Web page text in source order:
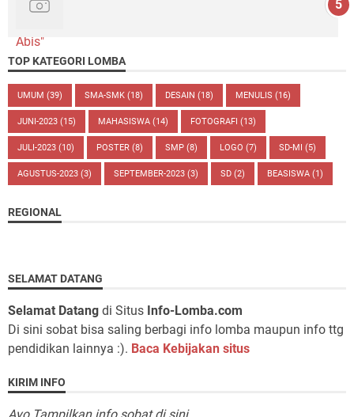
TOP KATEGORI LOMBA
UMUM (39) SMA-SMK (18) DESAIN (18) MENULIS (16)
JUNI-2023 (15) MAHASISWA (14) FOTOGRAFI (13)
JULI-2023 (10) POSTER (8) SMP (8) LOGO (7) SD-MI (5)
AGUSTUS-2023 (3) SEPTEMBER-2023 (3) SD (2) BEASISWA (1)
REGIONAL
SELAMAT DATANG
Selamat Datang di Situs Info-Lomba.com
Di sini sobat bisa saling berbagi info lomba maupun info ttg
pendidikan lainnya :). Baca Kebijakan situs
KIRIM INFO